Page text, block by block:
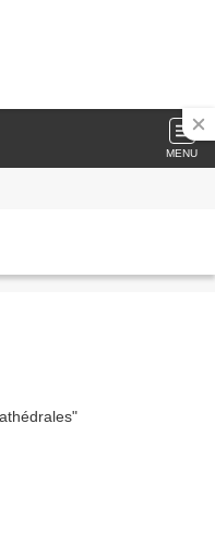
MENU